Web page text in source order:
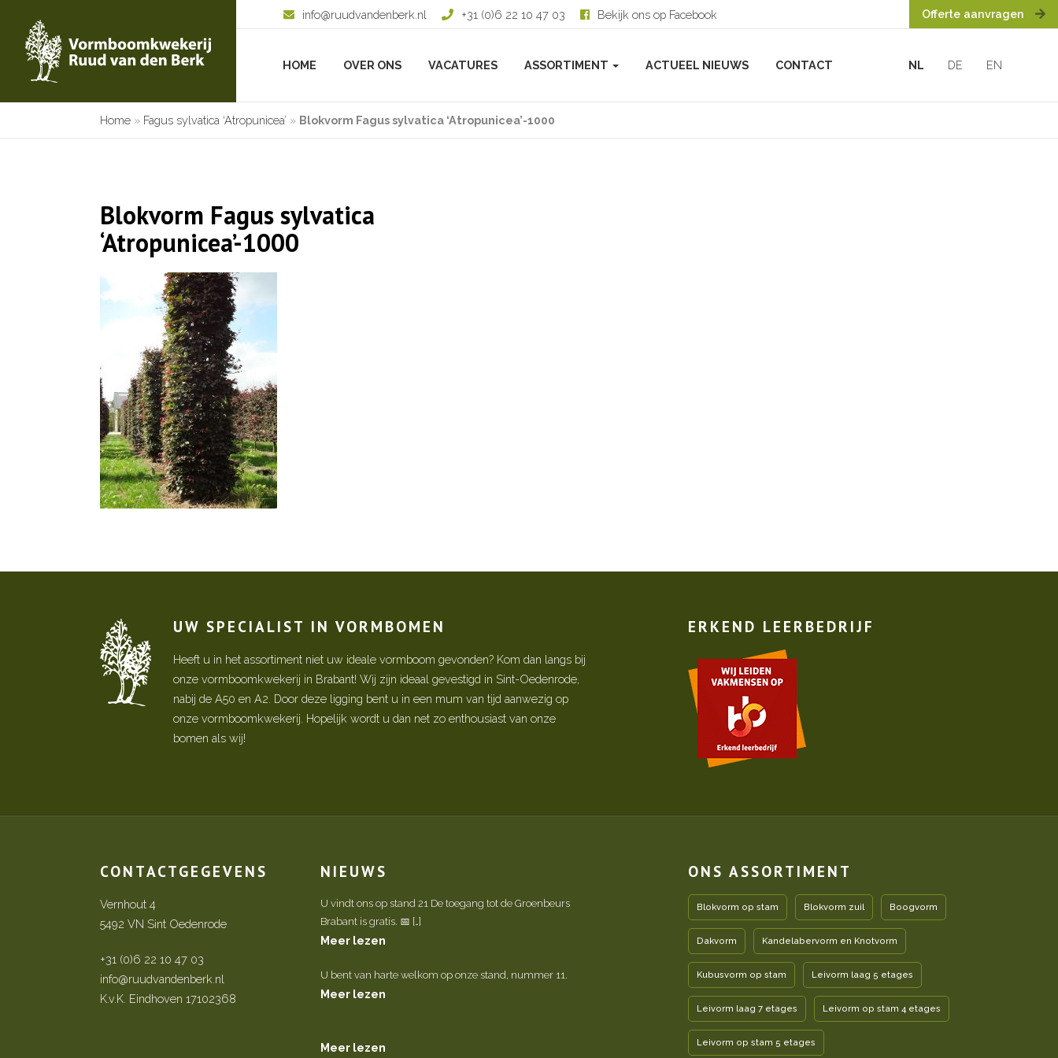
info@ruudvandenberk.nl +31 (0)6 22 10 47 03 Bekijk ons op Facebook Offerte aanvragen
HOME OVER ONS VACATURES ASSORTIMENT ACTUEEL NIEUWS CONTACT NL DE EN
Home » Fagus sylvatica ‘Atropunicea’ » Blokvorm Fagus sylvatica ‘Atropunicea’-1000
Blokvorm Fagus sylvatica
‘Atropunicea’-1000
UW SPECIALIST IN VORMBOMEN
Heeft u in het assortiment niet uw ideale vormboom gevonden? Kom dan langs bij
onze vormboomkwekerij in Brabant! Wij zijn ideaal gevestigd in Sint-Oedenrode,
nabij de A50 en A2. Door deze ligging bent u in een mum van tijd aanwezig op
onze vormboomkwekerij. Hopelijk wordt u dan net zo enthousiast van onze
bomen als wij!
ERKEND LEERBEDRIJF
CONTACTGEGEVENS
Vernhout 4
5492 VN Sint Oedenrode
+31 (0)6 22 10 47 03
info@ruudvandenberk.nl
K.v.K. Eindhoven 17102368
NIEUWS
U vindt ons op stand 21 De toegang tot de Groenbeurs
Brabant is gratis. 📅 […]
Meer lezen
U bent van harte welkom op onze stand, nummer 11.
Meer lezen
Meer lezen
ONS ASSORTIMENT
Blokvorm op stam Blokvorm zuil Boogvorm
Dakvorm Kandelabervorm en Knotvorm
Kubusvorm op stam Leivorm laag 5 etages
Leivorm laag 7 etages Leivorm op stam 4 etages
Leivorm op stam 5 etages